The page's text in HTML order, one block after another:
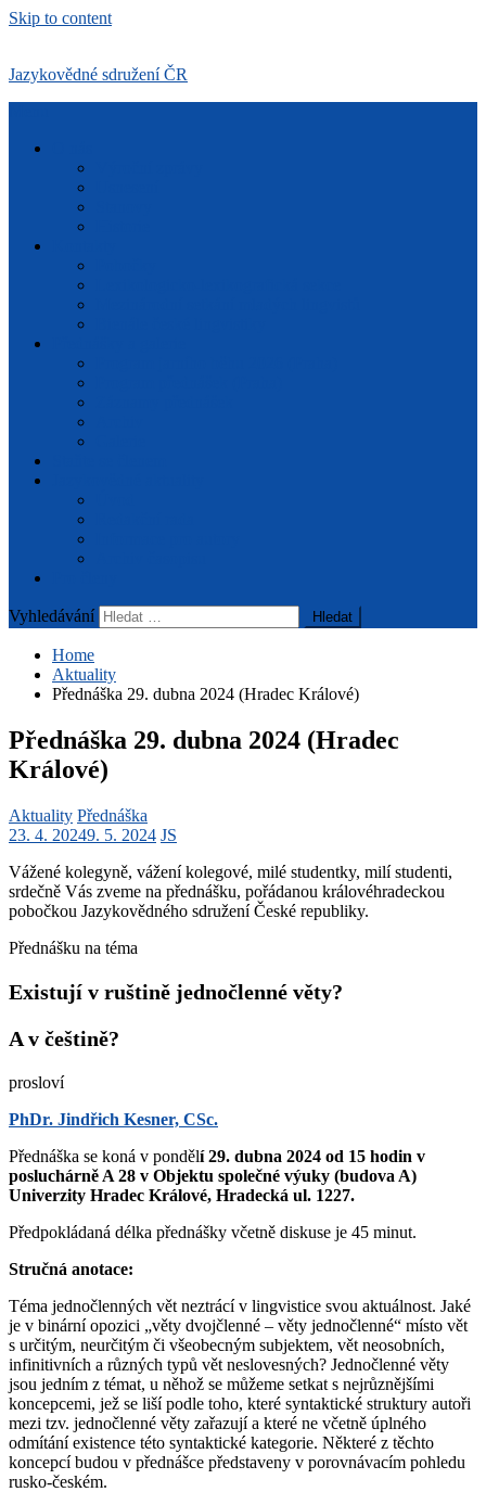
Skip to content
Jazykovědné sdružení ČR
Vyhledávání
Home
Aktuality
Přednáška 29. dubna 2024 (Hradec Králové)
Přednáška 29. dubna 2024 (Hradec
Králové)
Aktuality Přednáška
23. 4. 20249. 5. 2024 JS
Vážené kolegyně, vážení kolegové, milé studentky, milí studenti,
srdečně Vás zveme na přednášku, pořádanou královéhradeckou
pobočkou Jazykovědného sdružení České republiky.
Přednášku na téma
Existují v ruštině jednočlenné věty?
A v češtině?
prosloví
PhDr. Jindřich Kesner, CSc.
Přednáška se koná v pondělí 29. dubna 2024 od 15 hodin v
posluchárně A 28 v Objektu společné výuky (budova A)
Univerzity Hradec Králové, Hradecká ul. 1227.
Předpokládaná délka přednášky včetně diskuse je 45 minut.
Stručná anotace:
Téma jednočlenných vět neztrácí v lingvistice svou aktuálnost. Jaké
je v binární opozici „věty dvojčlenné – věty jednočlenné“ místo vět
s určitým, neurčitým či všeobecným subjektem, vět neosobních,
infinitivních a různých typů vět neslovesných? Jednočlenné věty
jsou jedním z témat, u něhož se můžeme setkat s nejrůznějšími
koncepcemi, jež se liší podle toho, které syntaktické struktury autoři
mezi tzv. jednočlenné věty zařazují a které ne včetně úplného
odmítání existence této syntaktické kategorie. Některé z těchto
koncepcí budou v přednášce představeny v porovnávacím pohledu
rusko-českém.